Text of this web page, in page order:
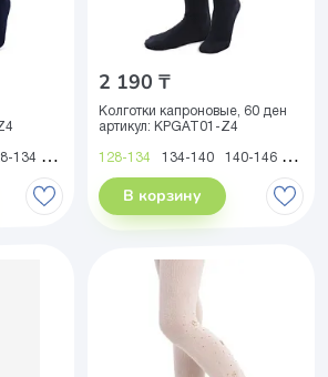
134 134-140 140-146 146-152 152-158
2 190 ₸
Колготки капроновые, 60 ден
артикул: KPGAT01-Z4
128-134 134-140 140-146 146-
В корзину